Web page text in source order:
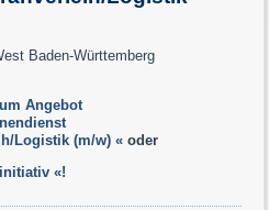
Baden-Württemberg
Angebot
Logistik (m/w) « oder
«!